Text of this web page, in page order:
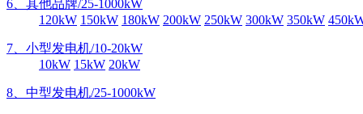
6、其他品牌/25-1000kW
120kW 150kW 180kW 200kW 250kW 300kW 350kW
7、小型发电机/10-20kW
10kW 15kW 20kW
8、中型发电机/25-1000kW